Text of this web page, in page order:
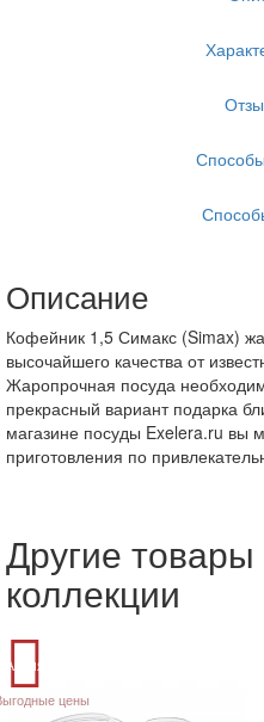
Описание
Кофейник 1,5 Симакс (Simax)
высочайшего качества от
Жаропрочная посуда
прекрасный вариант подарка
магазине посуды Exelera.ru вы
приготовления по
Другие товары
коллекции
Акция
цены